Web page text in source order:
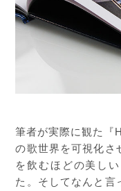
筆者が実際に観た『
の歌世界を可視化さ
を飲むほどの美し
た。そしてなんと言